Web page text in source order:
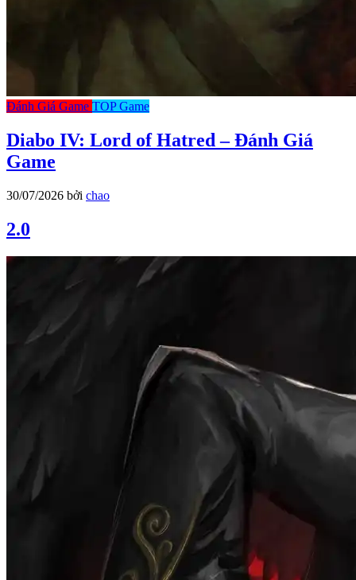
Đánh Giá Game TOP Game
Diabo IV: Lord of Hatred – Đánh Giá
Game
30/07/2026 bởi chao
2.0